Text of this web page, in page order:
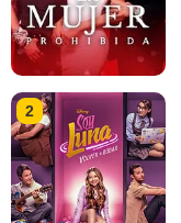
2